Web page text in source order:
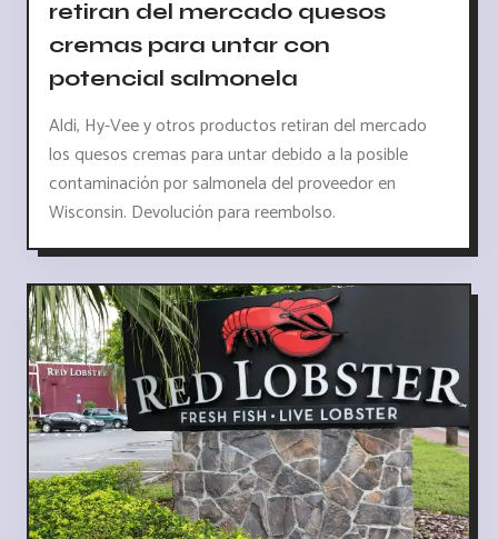
retiran del mercado quesos
cremas para untar con
potencial salmonela
Aldi, Hy-Vee y otros productos retiran del mercado
los quesos cremas para untar debido a la posible
contaminación por salmonela del proveedor en
Wisconsin. Devolución para reembolso.